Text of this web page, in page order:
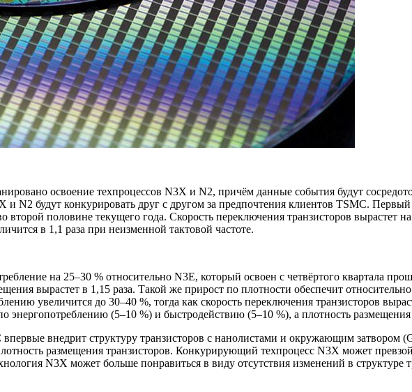
освоение техпроцессов N3X и N2, причём данные события будут
и N2 будут конкурировать друг с другом за предпочтения клиентов TSMC.
второй половине текущего года. Скорость переключения транзисторов
в 1,1 раза при неизменной тактовой частоте.
на 25–30 % относительно N3E, который освоен с четвёртого квартала
вырастет в 1,15 раза. Такой же прирост по плотности обеспечит
увеличится до 30–40 %, тогда как скорость переключения транзисторов
энергопотреблению (5–10 %) и быстродействию (5–10 %), а плотность размещения
внедрит структуру транзисторов с нанолистами и окружающим затвором
размещения транзисторов. Конкурирующий техпроцесс N3X может
N3X может больше понравиться в виду отсутствия изменений в структуре